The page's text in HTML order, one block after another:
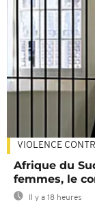
VIOLENCE
Afrique du
femmes, le
Il y a 18 heures